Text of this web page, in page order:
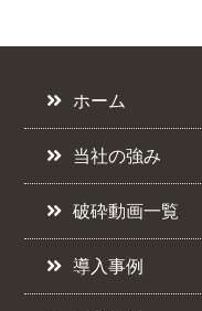
ホーム
当社の強み
破砕動画一覧
導入事例